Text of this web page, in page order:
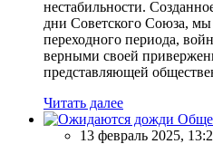
нестабильности.
дни Советского Союза,
переходного периода,
верными своей
представляющей
Читать далее
13 февраль 2025,